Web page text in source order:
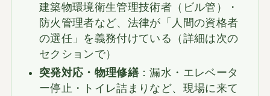
建築物環境衛生管理技術者（ビル管）・
防火管理者など、法律が「人間の資格者
の選任」を義務付けている（詳細は次の
セクションで）
突発対応・物理修繕：漏水・エレベータ
ー停止・トイレ詰まりなど、現場に来て